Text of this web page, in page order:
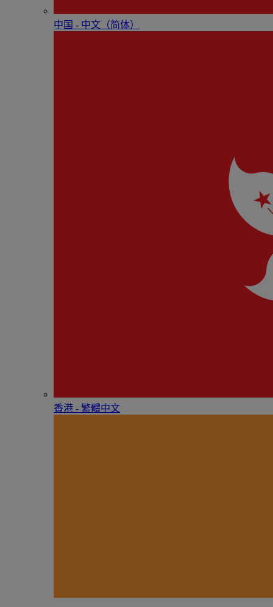
中国 - 中⽂（简体）
香港 - 繁體中文